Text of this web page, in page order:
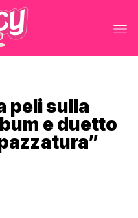
peli sulla
e duetto